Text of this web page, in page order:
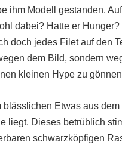
ihm Modell gestanden.
dabei? Hatte er
doch jedes Filet auf den
dem Bild, sondern
kleinen Hype zu
Etwas aus
liegt. Dieses betrüblich
schwarzköpfigen